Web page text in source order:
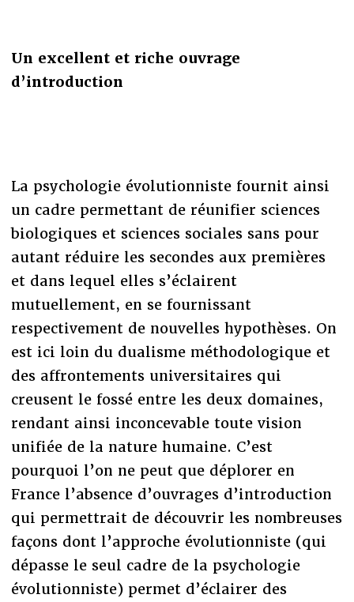
Un excellent et riche ouvrage
d’introduction
La psychologie évolutionniste fournit ainsi
un cadre permettant de réunifier sciences
biologiques et sciences sociales sans pour
autant réduire les secondes aux premières
et dans lequel elles s’éclairent
mutuellement, en se fournissant
respectivement de nouvelles hypothèses. On
est ici loin du dualisme méthodologique et
des affrontements universitaires qui
creusent le fossé entre les deux domaines,
rendant ainsi inconcevable toute vision
unifiée de la nature humaine. C’est
pourquoi l’on ne peut que déplorer en
France l’absence d’ouvrages d’introduction
qui permettrait de découvrir les nombreuses
façons dont l’approche évolutionniste (qui
dépasse le seul cadre de la psychologie
évolutionniste) permet d’éclairer des